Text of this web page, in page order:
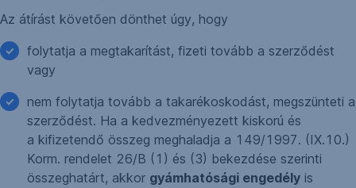
Az átírást követően dönthet úgy, hogy
folytatja a megtakarítást, fizeti tovább a szerződést
vagy
nem folytatja tovább a takarékoskodást, megszünteti a
szerződést. Ha a kedvezményezett kiskorú és
a kifizetendő összeg meghaladja a 149/1997. (IX.10.)
Korm. rendelet 26/B (1) és (3) bekezdése szerinti
összeghatárt, akkor gyámhatósági engedély is